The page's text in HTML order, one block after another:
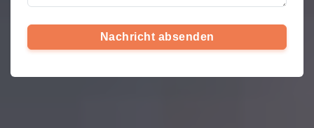
Nachricht absenden